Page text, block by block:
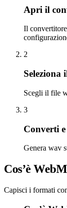
Apri il
Il
2
Seleziona
Scegli il file
3
Converti e
Genera wav
Cos’è
Capisci i formati